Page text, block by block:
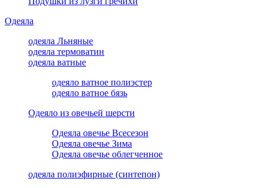
Одеяла
одеяла Льняные
одеяла термоватин
одеяла ватные
одеяло ватное полиэстер
одеяло ватное бязь
Одеяло из овечьей шерсти
Одеяла овечье Всесезон
Одеяла овечье Зима
Одеяла овечье облегченное
одеяла полиэфирные (синтепон)